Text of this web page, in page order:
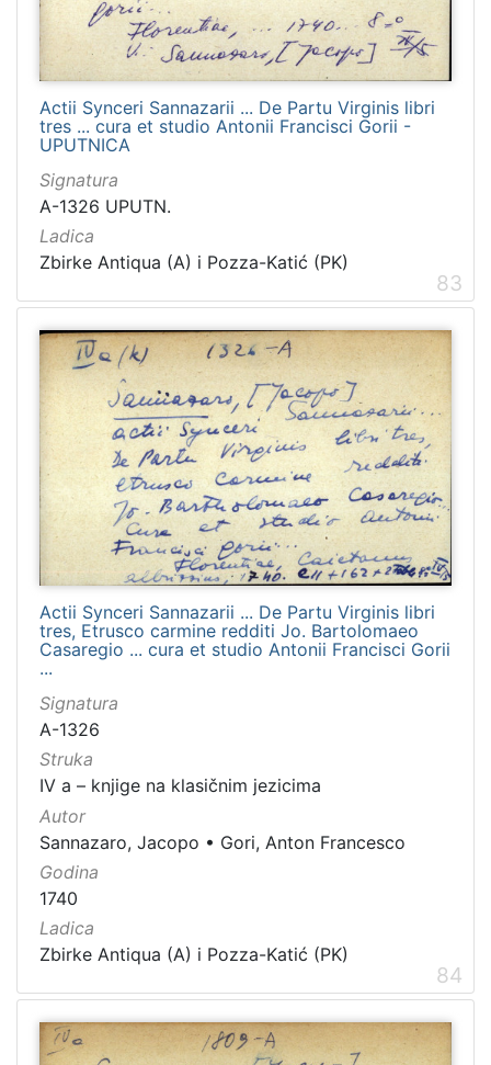
Actii Synceri Sannazarii ... De Partu Virginis libri
tres ... cura et studio Antonii Francisci Gorii -
UPUTNICA
Signatura
A-1326 UPUTN.
Ladica
Zbirke Antiqua (A) i Pozza-Katić (PK)
83
Actii Synceri Sannazarii ... De Partu Virginis libri
tres, Etrusco carmine redditi Jo. Bartolomaeo
Casaregio ... cura et studio Antonii Francisci Gorii
...
Signatura
A-1326
Struka
IV a – knjige na klasičnim jezicima
Autor
Sannazaro, Jacopo • Gori, Anton Francesco
Godina
1740
Ladica
Zbirke Antiqua (A) i Pozza-Katić (PK)
84